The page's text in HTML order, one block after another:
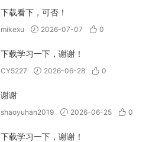
下载看下，可否！
mikexu 2026-07-07 0
下载学习一下，谢谢！
CY5227 2026-06-28 0
谢谢
shaoyuhan2019 2026-06-25 0
下载学习一下，谢谢！